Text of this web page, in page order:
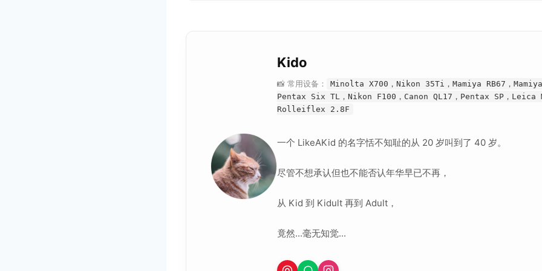
Kido
📸 常用设备：
Minolta X700，Nikon 35Ti，Mamiya RB67，Mamiya
Pentax Six TL，Nikon F100，Canon QL17，Pentax SP，Leica
Rolleiflex 2.8F
一个 LikeAKid 的名字恬不知耻的从 20 岁叫到了 40 岁。
尽管不想承认但也不能否认年华早已不再，
从 Kid 到 Kidult 再到 Adult，
竟然...毫无知觉...